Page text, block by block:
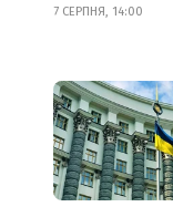
7 СЕРПНЯ, 14:00